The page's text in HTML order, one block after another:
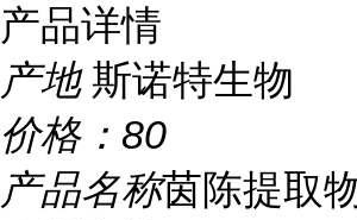
产品详情
产地 斯诺特生物
价格： 80
产品名称茵陈提取